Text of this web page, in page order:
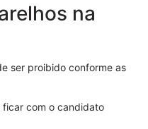
na
ser proibido conforme as
ficar com o candidato